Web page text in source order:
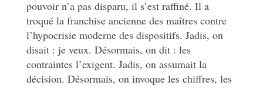
pouvoir n’a pas disparu, il s’est raffiné. Il a
troqué la franchise ancienne des maîtres contre
l’hypocrisie moderne des dispositifs. Jadis, on
disait : je veux. Désormais, on dit : les
contraintes l’exigent. Jadis, on assumait la
décision. Désormais, on invoque les chiffres, les